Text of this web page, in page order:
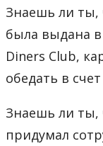
Знаешь ли ты,
была выдана в
Diners Club,
обедать в
Знаешь ли ты,
придумал